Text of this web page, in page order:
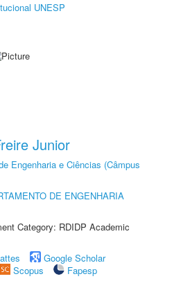
UNESP
Junior
Engenharia e Ciências (Câmpus
DE ENGENHARIA
Category: RDIDP Academic
Google Scholar
Scopus
Fapesp